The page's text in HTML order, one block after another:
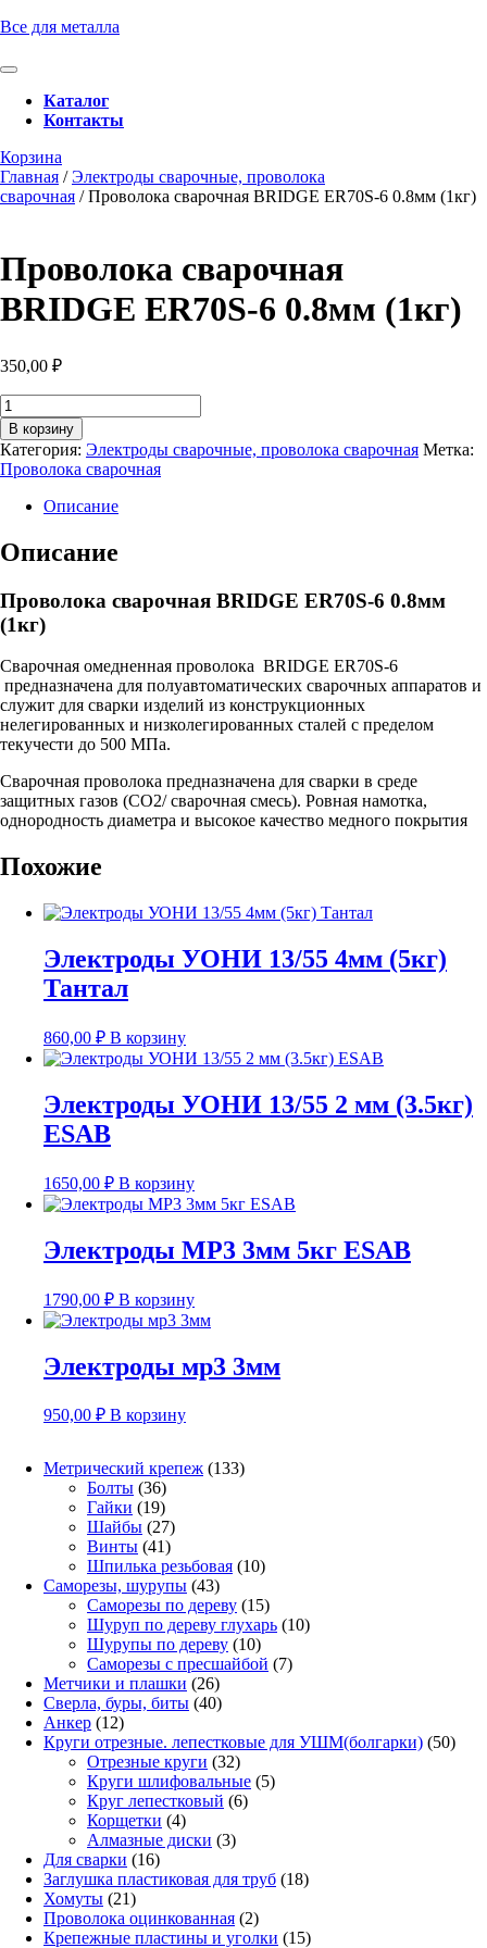
Перейти
содержимому
Все для металла
Кнопка
ОткрытьКаталог
Контакты
Кнопка
Закрыть
Корзина
консультацию
Главная /Электроды сварочные, проволока
сварочная / Проволока сварочная BRIDGE ER70S-6 0.8мм (1кг)
Проволока сварочная
BRIDGE ER70S-6 0.8мм (1кг)
350,00 ₽
Количество
товара
Проволока
сварочная
BRIDGE
ER70S-
0.8мм
(1кг)
В корзину
Категория: Электроды сварочные, проволока сварочная Метка:
Проволока сварочная
Описание
Описание
Проволока сварочная BRIDGE ER70S-6 0.8мм
(1кг)
Сварочная омедненная проволока BRIDGE ER70S-6
предназначена для полуавтоматических сварочных аппаратов и
служит для сварки изделий из конструкционных
нелегированных и низколегированных сталей с пределом
текучести до 500 МПа.
Сварочная проволока предназначена для сварки в среде
защитных газов (СО2/ сварочная смесь). Ровная намотка,
однородность диаметра и высокое качество медного покрытия
Похожие
Электроды УОНИ 13/55 4мм (5кг)
Тантал
860,00 ₽ В корзину
Электроды УОНИ 13/55 2 мм (3.5кг)
ESAB
1650,00 ₽ В корзину
Электроды МР3 3мм 5кг ESAB
1790,00 ₽ В корзину
Электроды мр3 3мм
950,00 ₽ В корзину
Метрический крепеж 133133
Болты 3636
товаров
Гайки 1919
товаров
Шайбы 2727
товаров
Винты 4141
товар
Шпилька резьбовая 1010
Саморезы, шурупы 4343
товара
Саморезы по дереву 1515
товаров
Шуруп по дереву глухарь 1010
Шурупы по дереву 1010
товаров
Саморезы с пресшайбой 77
Метчики и плашки 2626
товаров
Сверла, буры, биты 4040
Анкер 1212
товаров
Круги отрезные. лепестковые для УШМ(болгарки) 5050
Отрезные круги 3232
товара
Круги шлифовальные 55
Круг лепестковый 66
Корщетки 44
товара
Алмазные диски 33
Для сварки 1616
товаров
Заглушка пластиковая для труб 1818
Хомуты 2121
товар
Проволока оцинкованная 22
товара
Крепежные пластины и уголки 1515